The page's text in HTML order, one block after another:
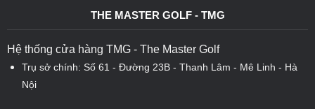
THE MASTER GOLF - TMG
Hệ thống cửa hàng TMG - The Master Golf
Trụ sở chính: Số 61 - Đường 23B - Thanh Lâm - Mê Linh - Hà
Nội